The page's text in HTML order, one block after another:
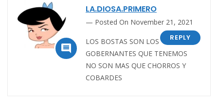

LA.DIOSA.PRIMERO
Posted On November 21, 2021
REPLY
LOS BOSTAS SON LOS
GOBERNANTES QUE TENEMOS
NO SON MAS QUE CHORROS Y
COBARDES